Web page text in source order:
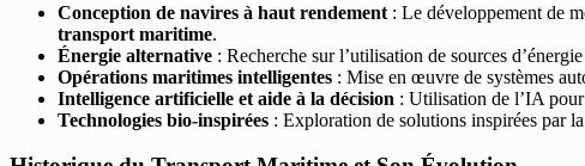
Conception de navires à haut rendement : Le développement de
transport maritime.
Énergie alternative : Recherche sur l’utilisation de sources
Opérations maritimes intelligentes : Mise en œuvre de systèmes
Intelligence artificielle et aide à la décision : Utilisation de l’IA pour
Technologies bio-inspirées : Exploration de solutions inspirées par